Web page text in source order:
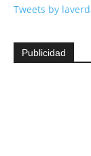
Tweets by
Publicidad